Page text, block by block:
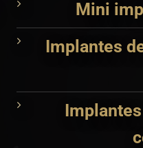
Mini
Implantes